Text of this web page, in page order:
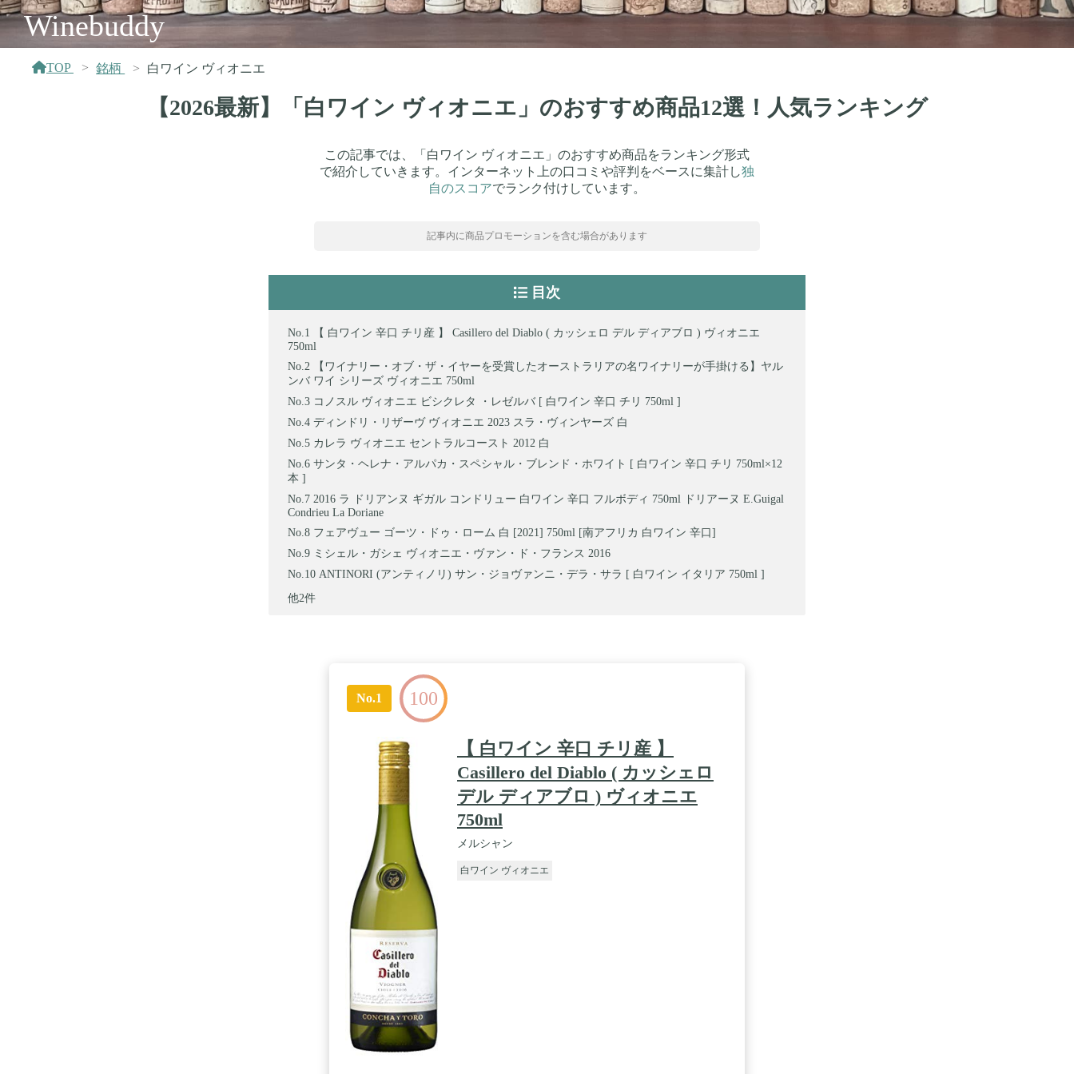
Winebuddy
TOP 銘柄 白ワイン ヴィオニエ
【2026最新】「白ワイン ヴィオニエ」のおすすめ商品12選！人気ランキング
この記事では、「白ワイン ヴィオニエ」のおすすめ商品をランキング形式
で紹介していきます。インターネット上の口コミや評判をベースに集計し独
自のスコアでランク付けしています。
記事内に商品プロモーションを含む場合があります
目次
【 白ワイン 辛口 チリ産 】 Casillero del Diablo ( カッシェロ デル ディアブロ ) ヴィオニエ
750ml
【ワイナリー・オブ・ザ・イヤーを受賞したオーストラリアの名ワイナリーが手掛ける】ヤル
ンバ ワイ シリーズ ヴィオニエ 750ml
コノスル ヴィオニエ ビシクレタ ・レゼルバ [ 白ワイン 辛口 チリ 750ml ]
ディンドリ・リザーヴ ヴィオニエ 2023 スラ・ヴィンヤーズ 白
カレラ ヴィオニエ セントラルコースト 2012 白
サンタ・ヘレナ・アルパカ・スペシャル・ブレンド・ホワイト [ 白ワイン 辛口 チリ 750ml×12
本 ]
2016 ラ ドリアンヌ ギガル コンドリュー 白ワイン 辛口 フルボディ 750ml ドリアーヌ E.Guigal
Condrieu La Doriane
フェアヴュー ゴーツ・ドゥ・ローム 白 [2021] 750ml [南アフリカ 白ワイン 辛口]
ミシェル・ガシェ ヴィオニエ・ヴァン・ド・フランス 2016
ANTINORI (アンティノリ) サン・ジョヴァンニ・デラ・サラ [ 白ワイン イタリア 750ml ]
他2件
No.1 100
【 白ワイン 辛口 チリ産 】
Casillero del Diablo ( カッシェロ
デル ディアブロ ) ヴィオニエ
750ml
メルシャン
白ワイン ヴィオニエ